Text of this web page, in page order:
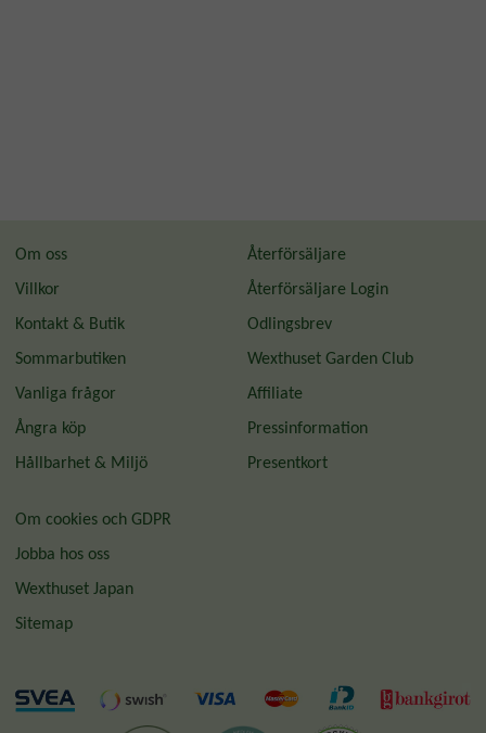
Om oss
Villkor
Kontakt & Butik
Sommarbutiken
Vanliga frågor
Ångra köp
Hållbarhet & Miljö
Återförsäljare
Återförsäljare Login
Odlingsbrev
Wexthuset Garden Club
Affiliate
Pressinformation
Presentkort
Om cookies och GDPR
Jobba hos oss
Wexthuset Japan
Sitemap